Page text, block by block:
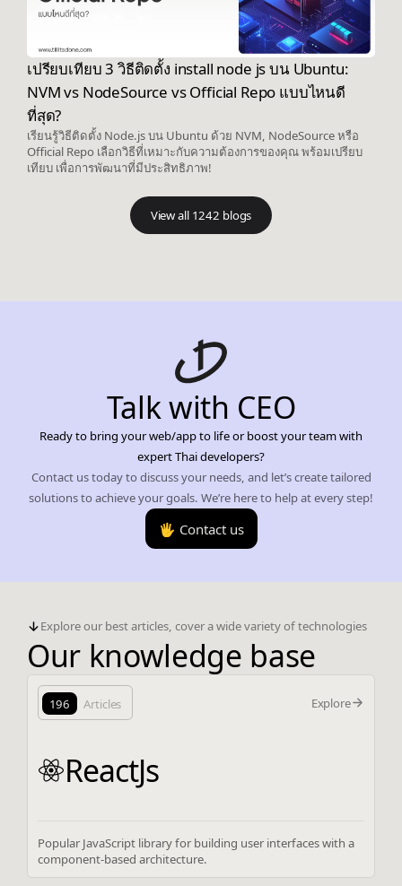
เปรียบเทียบ 3 วิธีติดตั้ง install node js บน Ubuntu:
NVM vs NodeSource vs Official Repo แบบไหนดี
ที่สุด?
เรียนรู้วิธีติดตั้ง Node.js บน Ubuntu ด้วย NVM, NodeSource หรือ
Official Repo เลือกวิธีที่เหมาะกับความต้องการของคุณ พร้อมเปรียบ
เทียบ เพื่อการพัฒนาที่มีประสิทธิภาพ!
View all 1242 blogs
Talk with CEO
Ready to bring your web/app to life or boost your team with
expert Thai developers?
Contact us today to discuss your needs, and let’s create tailored
solutions to achieve your goals. We’re here to help at every step!
🖐️ Contact us
Explore our best articles, cover a wide variety of technologies
Our knowledge base
196 Articles Explore
ReactJs
Popular JavaScript library for building user interfaces with a
component-based architecture.